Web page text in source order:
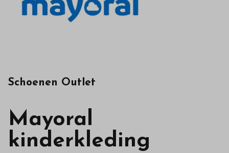
webshop
Schoenen Outlet
Mayoral
kinderkleding